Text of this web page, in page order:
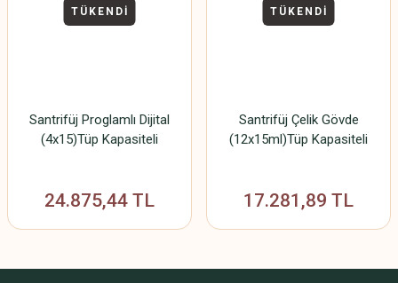
TÜKENDİ
Santrifüj Proglamlı Dijital
(4x15)Tüp Kapasiteli
24.875,44 TL
TÜKENDİ
Santrifüj Çelik Gövde
(12x15ml)Tüp Kapasiteli
17.281,89 TL